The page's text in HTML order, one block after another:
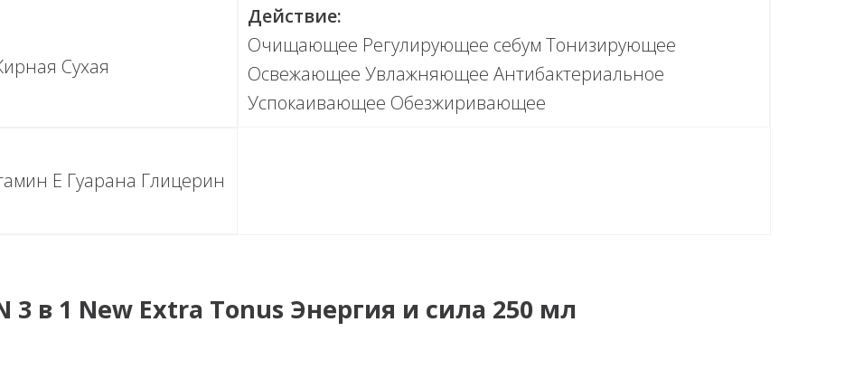
Сухая
Действие:
Очищающее Регулирующее себум Тонизирующее
Освежающее Увлажняющее Антибактериальное
Успокаивающее Обезжиривающее
Е Гуарана Глицерин
в 1 New Extra Tonus Энергия и сила 250 мл